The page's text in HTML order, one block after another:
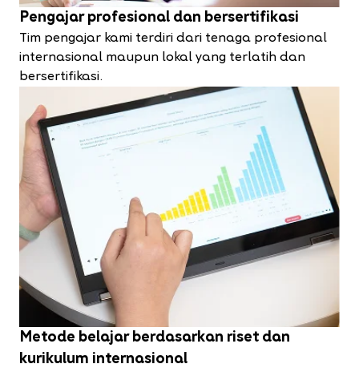
Pengajar profesional dan bersertifikasi
Tim pengajar kami terdiri dari tenaga profesional
internasional maupun lokal yang terlatih dan
bersertifikasi.
Metode belajar berdasarkan riset dan
kurikulum internasional